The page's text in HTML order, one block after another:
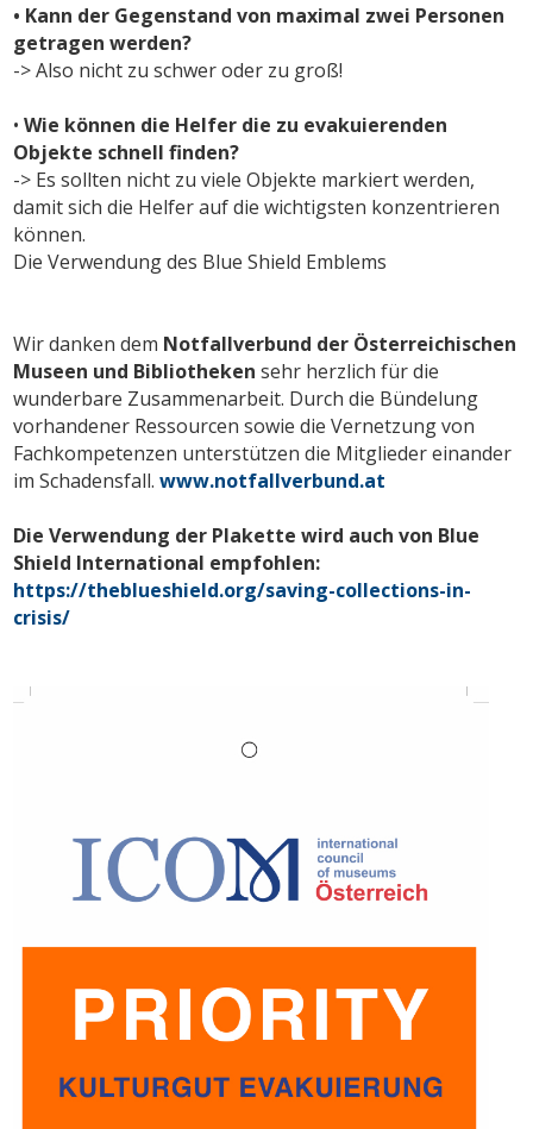
• Kann der Gegenstand von maximal zwei Personen
getragen werden?
-> Also nicht zu schwer oder zu groß!
• Wie können die Helfer die zu evakuierenden
Objekte schnell finden?
-> Es sollten nicht zu viele Objekte markiert werden,
damit sich die Helfer auf die wichtigsten konzentrieren
können.
Die Verwendung des Blue Shield Emblems
Wir danken dem Notfallverbund der Österreichischen
Museen und Bibliotheken sehr herzlich für die
wunderbare Zusammenarbeit. Durch die Bündelung
vorhandener Ressourcen sowie die Vernetzung von
Fachkompetenzen unterstützen die Mitglieder einander
im Schadensfall.www.notfallverbund.at
Die Verwendung der Plakette wird auch von Blue
Shield International empfohlen:
https://theblueshield.org/saving-collections-in-
crisis/